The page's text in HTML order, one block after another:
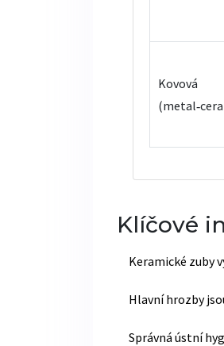
Kovová
Klíčové
Keramické zuby
Hlavní hrozby
Správná ústní